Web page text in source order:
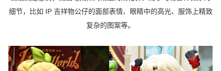
细节，比如 IP 吉祥物公仔的面部表情、眼睛中的高光、服饰上精致
复杂的图案等。